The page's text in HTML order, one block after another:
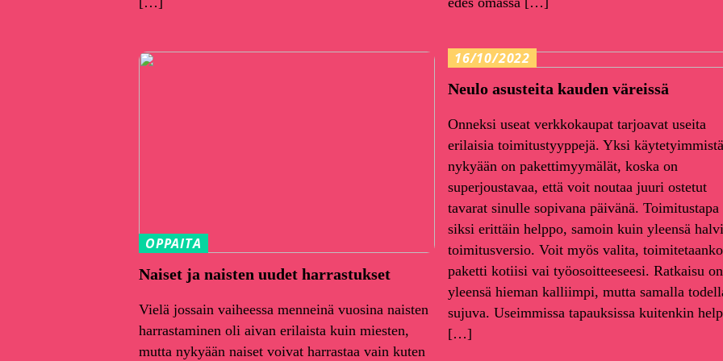
OPPAITA
Naiset ja naisten uudet harrastukset
Vielä jossain vaiheessa menneinä vuosina naisten
harrastaminen oli aivan erilaista kuin miesten,
mutta nykyään naiset voivat harrastaa vain kuten
16/10/2022
Neulo asusteita kauden väreissä
Onneksi useat verkkokaupat tarjoavat useita
erilaisia toimitustyyppejä. Yksi käytetyimmistä
nykyään on pakettimyymälät, koska on
superjoustavaa, että voit noutaa juuri ostetut
tavarat sinulle sopivana päivänä. Toimitustapa
siksi erittäin helppo, samoin kuin yleensä
toimitusversio. Voit myös valita, toimitetaanko
paketti kotiisi vai työosoitteeseesi. Ratkaisu on
yleensä hieman kalliimpi, mutta samalla
sujuva. Useimmissa tapauksissa kuitenkin
[…]